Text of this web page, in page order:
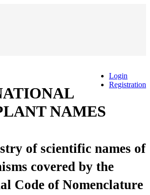
Login
Registration
NAMES
of scientific names of
covered by the
Code of Nomenclature